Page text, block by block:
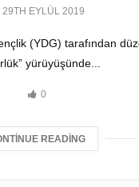
29TH EYLÜL 2019
(YDG) tarafından
yürüyüşünde...
0
READING